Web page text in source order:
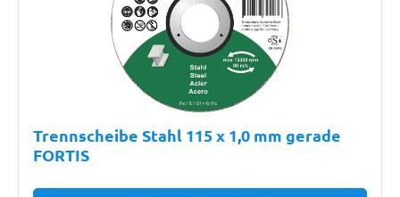
Trennscheibe Stahl 115 x 1,0 mm gerade
FORTIS